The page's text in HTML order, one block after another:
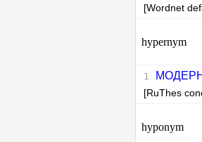
[Wordnet
hypernym
[RuThes
hyponym